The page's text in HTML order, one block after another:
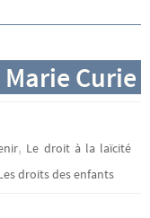
Curie
, Le droit à la laïcité
droits des enfants